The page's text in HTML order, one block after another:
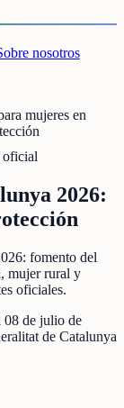
nosotros
mujeres en
oficial
2026:
fomento del
mujer rural y
oficiales.
08 de julio de
de Catalunya